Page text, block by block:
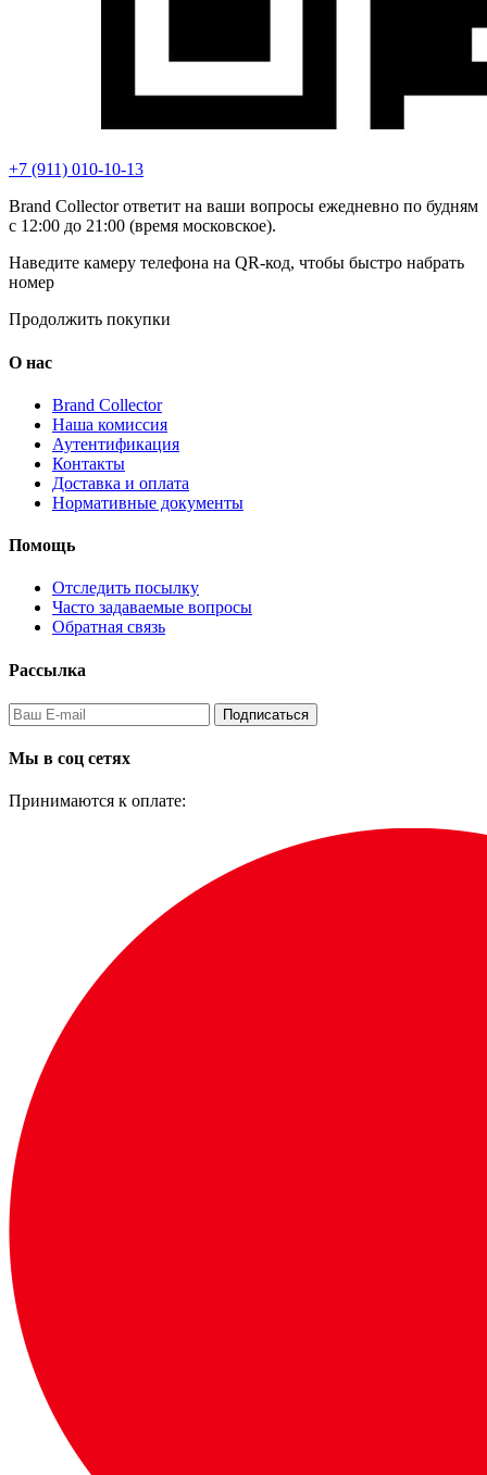
+7 (911) 010-10-13
Brand Collector ответит на ваши вопросы ежедневно по будням
с 12:00 до 21:00 (время московское).
Наведите камеру телефона на QR-код, чтобы быстро набрать
номер
Продолжить покупки
О нас
Brand Collector
Наша комиссия
Аутентификация
Контакты
Доставка и оплата
Нормативные документы
Помощь
Отследить посылку
Часто задаваемые вопросы
Обратная связь
Рассылка
Подписаться
Мы в соц сетях
Принимаются к оплате: